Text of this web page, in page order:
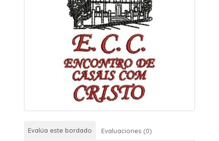
Evalúa este bordado Evaluaciones (0)